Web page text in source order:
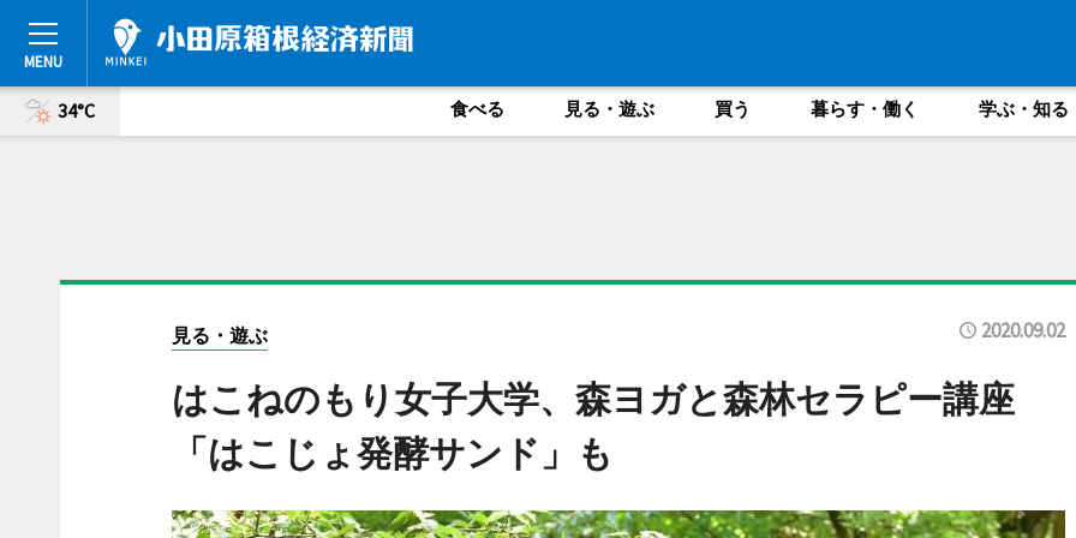
34°C 食べる 見る・遊ぶ 買う 暮らす・働く 学ぶ・知る
見る・遊ぶ 2020.09.02
はこねのもり女子大学、森ヨガと森林セラピー講座
「はこじょ発酵サンド」も